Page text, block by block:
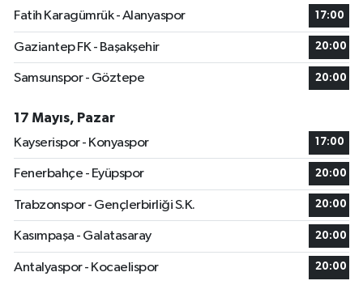
Fatih Karagümrük - Alanyaspor
17:00
Gaziantep FK - Başakşehir 20:00
Samsunspor - Göztepe 20:00
17 Mayıs, Pazar
Kayserispor - Konyaspor
17:00
Fenerbahçe - Eyüpspor 20:00
Trabzonspor - Gençlerbirliği S.K. 20:00
Kasımpaşa - Galatasaray 20:00
Antalyaspor - Kocaelispor 20:00